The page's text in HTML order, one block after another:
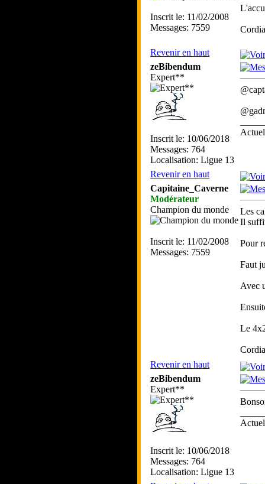
Inscrit le: 11/02/2008
Messages: 7559
Revenir en haut
zeBibendum
Expert**
Inscrit le: 10/06/2018
Messages: 764
Localisation: Ligue 13
Revenir en haut
Capitaine_Caverne
Modérateur
Champion du monde
Inscrit le: 11/02/2008
Messages: 7559
Les
Il
Pour
Faut
Avec
Le
Revenir en haut
zeBibendum
Expert**
Inscrit le: 10/06/2018
Messages: 764
Localisation: Ligue 13